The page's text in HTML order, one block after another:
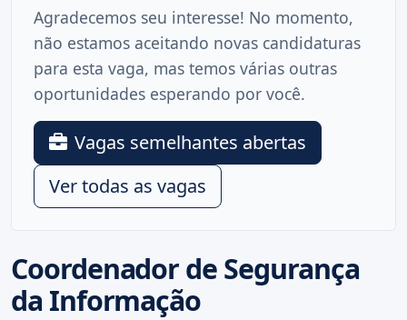
Coordenador de Segurança
da Informação
Agradecemos seu interesse! No momento,
não estamos aceitando novas candidaturas
para esta vaga, mas temos várias outras
oportunidades esperando por você.
Vagas semelhantes abertas
Ver todas as vagas